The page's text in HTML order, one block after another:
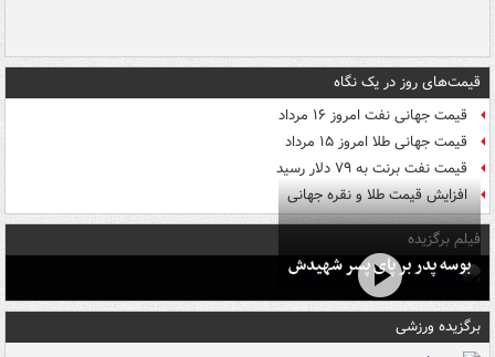
قیمت‌های روز در یک نگاه
قیمت جهانی نفت امروز ۱۶ مرداد
قیمت جهانی طلا امروز ۱۵ مرداد
قیمت نفت برنت به ۷۹ دلار رسید
افزایش قیمت طلا و نقره جهانی
فیلم برگزیده
بوسه‌ پدر بر پای پسر شهیدش
برگزیده ورزشی